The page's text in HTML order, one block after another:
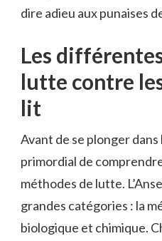
dire adieu aux punaises
Les
lutte contre
lit
Avant de se plonger
primordial de
méthodes de lutte.
grandes catégories : la
biologique et chimique.